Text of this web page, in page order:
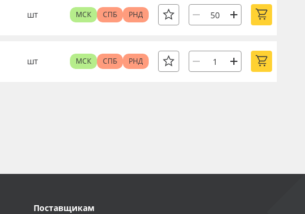
шт МСК СПБ РНД
шт МСК СПБ РНД
Поставщикам